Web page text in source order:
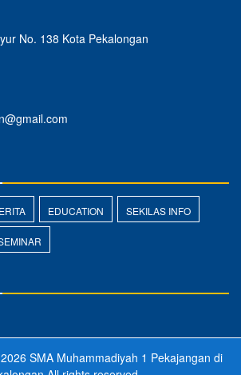
No. 138 Kota Pekalongan
EDUCATION SEKILAS INFO
SMA Muhammadiyah 1 Pekajangan di